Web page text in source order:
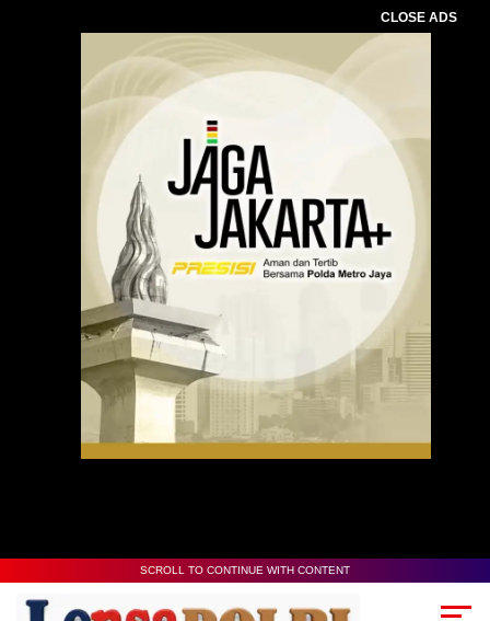
CLOSE ADS
SCROLL TO CONTINUE WITH CONTENT